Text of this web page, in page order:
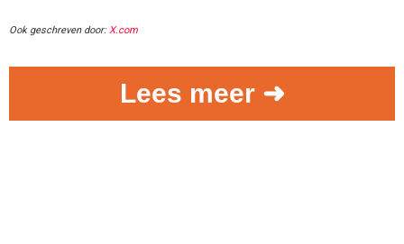
Ook geschreven door:X.com
Lees meer ➜